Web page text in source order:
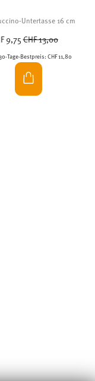
Untertasse 16 cm
9,75Price reduced from
CHF 13,00
Tage-Bestpreis: CHF 11,80